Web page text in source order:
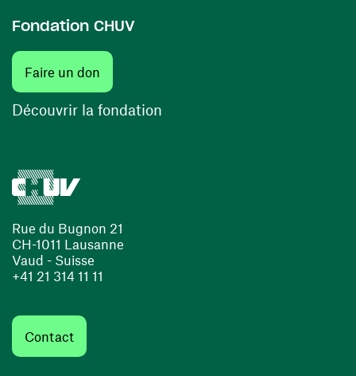
Rue du Bugnon 21
CH-1011 Lausanne
Vaud - Suisse
+41 21 314 11 11
Contact
Fondation CHUV
Faire un don
Découvrir la fondation